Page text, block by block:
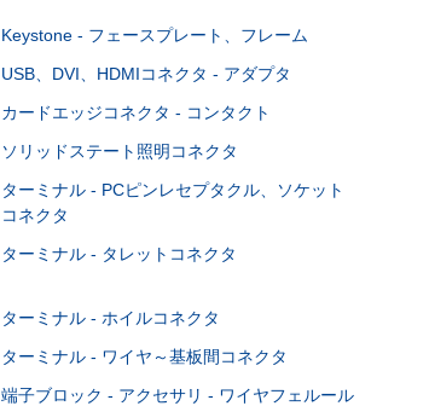
Keystone - フェースプレート、フレーム
USB、DVI、HDMIコネクタ - アダプタ
カードエッジコネクタ - コンタクト
ソリッドステート照明コネクタ
ターミナル - PCピンレセプタクル、ソケット
コネクタ
ターミナル - タレットコネクタ
ターミナル - ホイルコネクタ
ターミナル - ワイヤ～基板間コネクタ
端子ブロック - アクセサリ - ワイヤフェルール